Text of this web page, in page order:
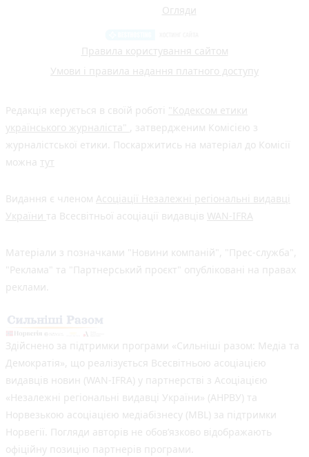
Огляди
Правила користування сайтом
Умови і правила надання платного доступу
Редакція керується в своїй роботі "Кодексом етики
українського журналіста" , затвердженим Комісією з
журналістської етики. Поскаржитись на матеріал до Комісії
можна тут
Видання є членом Асоціації Незалежні регіональні видавці
України та Всесвітньої асоціації видавців WAN-IFRA
Матеріали з позначками "Новини компаній", "Прес-служба",
"Реклама" та "Партнерський проєкт" опубліковані на правах
реклами.
Здійснено за підтримки програми «Сильніші разом: Медіа та
Демократія», що реалізується Всесвітньою асоціацією
видавців новин (WAN-IFRA) у партнерстві з Асоціацією
«Незалежні регіональні видавці України» (АНРВУ) та
Норвезькою асоціацією медіабізнесу (MBL) за підтримки
Норвегії. Погляди авторів не обов’язково відображають
офіційну позицію партнерів програми.